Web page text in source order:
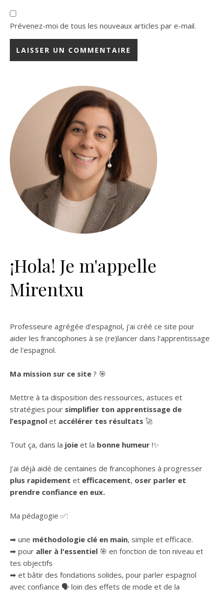
Prévenez-moi de tous les nouveaux articles par e-mail.
¡Hola! Je m'appelle
Mirentxu
Professeure agrégée d'espagnol, j'ai créé ce site pour
aider les francophones à se (re)lancer dans l'apprentissage
de l'espagnol.
Ma mission sur ce site ? 🎯
Mettre à ta disposition des ressources, astuces et
stratégies pour simplifier ton apprentissage de
l’espagnol et accélérer tes résultats 🚀
Tout ça, dans la joie et la bonne humeur !✨
J'ai déjà aidé de centaines de francophones à progresser
plus rapidement et efficacement, oser parler et
prendre confiance en eux.
Ma pédagogie ✅:
➡ une méthodologie clé en main, simple et efficace.
➡ pour aller à l'essentiel 🎯 en fonction de ton niveau et
tes objectifs
➡ et bâtir des fondations solides, pour parler espagnol
avec confiance 🗣 loin des effets de mode et de la